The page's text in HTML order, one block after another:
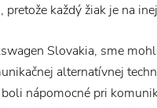
každý žiak je na
Slovakia, sme
alternatívnej
nápomocné pri